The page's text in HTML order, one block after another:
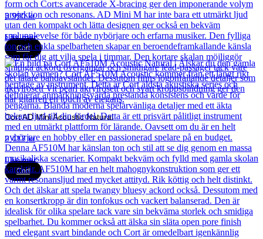
3 990kr
Läs mer
Cort
Cort AD Mini Acoustic Natural
2 417kr
Läs mer
Cort